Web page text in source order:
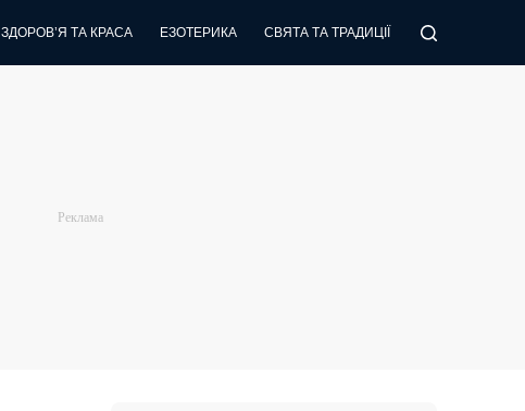
ЗДОРОВ’Я ТА КРАСА ЕЗОТЕРИКА СВЯТА ТА ТРАДИЦІЇ ПОРАДИ